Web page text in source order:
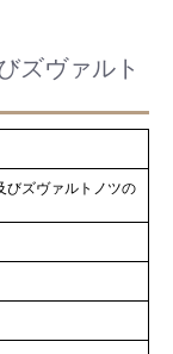
ズヴァルト
びズヴァルトノツの